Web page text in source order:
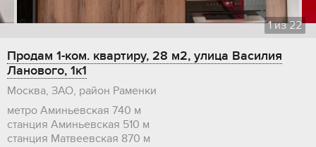
1из22
Продам 1-ком. квартиру, 28 м2, улица Василия
Ланового, 1к1
Москва, ЗАО, район Раменки
метро Аминьевская 740 м
станция Аминьевская 510 м
станция Матвеевская 870 м